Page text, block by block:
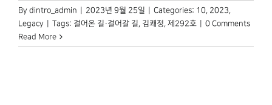
By dintro_admin 2023년 9월 25일 Categories: 10, 2023,
Legacy
Tags: 걸어온 길·걸어갈 길, 김쾌정, 제292호
0 Comments
Read More